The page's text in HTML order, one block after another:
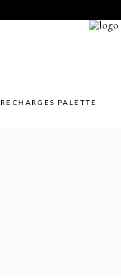
RECHARGES PALETTE